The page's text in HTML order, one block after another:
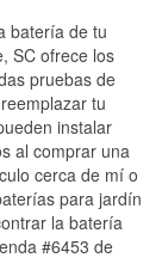
batería de tu
SC ofrece los
pruebas de
tu
instalar
al comprar una
cerca de mí o
para jardín
la batería
#6453 de